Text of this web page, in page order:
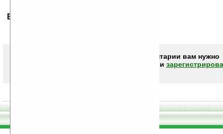
Ваше мнение будет первым.
Чтобы писать комментарии вам нужно
или